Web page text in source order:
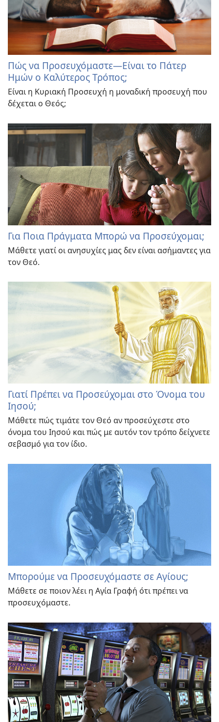
Πώς να Προσευχόμαστε—Είναι το Πάτερ
Ημών ο Καλύτερος Τρόπος;
Είναι η Κυριακή Προσευχή η μοναδική προσευχή που
δέχεται ο Θεός;
Για Ποια Πράγματα Μπορώ να Προσεύχομαι;
Μάθετε γιατί οι ανησυχίες μας δεν είναι ασήμαντες για
τον Θεό.
Γιατί Πρέπει να Προσεύχομαι στο Όνομα του
Ιησού;
Μάθετε πώς τιμάτε τον Θεό αν προσεύχεστε στο
όνομα του Ιησού και πώς με αυτόν τον τρόπο δείχνετε
σεβασμό για τον ίδιο.
Μπορούμε να Προσευχόμαστε σε Αγίους;
Μάθετε σε ποιον λέει η Αγία Γραφή ότι πρέπει να
προσευχόμαστε.